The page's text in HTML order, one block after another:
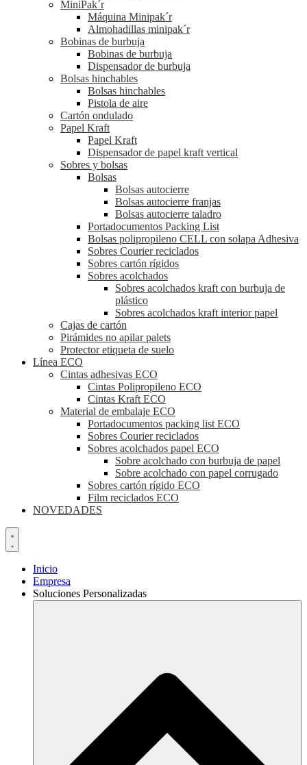
MiniPak´r
Máquina Minipak´r
Almohadillas minipak´r
Bobinas de burbuja
Bobinas de burbuja
Dispensador de burbuja
Bolsas hinchables
Bolsas hinchables
Pistola de aire
Cartón ondulado
Papel Kraft
Papel Kraft
Dispensador de papel kraft vertical
Sobres y bolsas
Bolsas
Bolsas autocierre
Bolsas autocierre franjas
Bolsas autocierre taladro
Portadocumentos Packing List
Bolsas polipropileno CELL con solapa Adhesiva
Sobres Courier reciclados
Sobres cartón rígidos
Sobres acolchados
Sobres acolchados kraft con burbuja de
plástico
Sobres acolchados kraft interior papel
Cajas de cartón
Pirámides no apilar palets
Protector etiqueta de suelo
Línea ECO
Cintas adhesivas ECO
Cintas Polipropileno ECO
Cintas Kraft ECO
Material de embalaje ECO
Portadocumentos packing list ECO
Sobres Courier reciclados
Sobres acolchados papel ECO
Sobre acolchado con burbuja de papel
Sobre acolchado con papel corrugado
Sobres cartón rígido ECO
Film reciclados ECO
NOVEDADES
Inicio
Empresa
Soluciones Personalizadas